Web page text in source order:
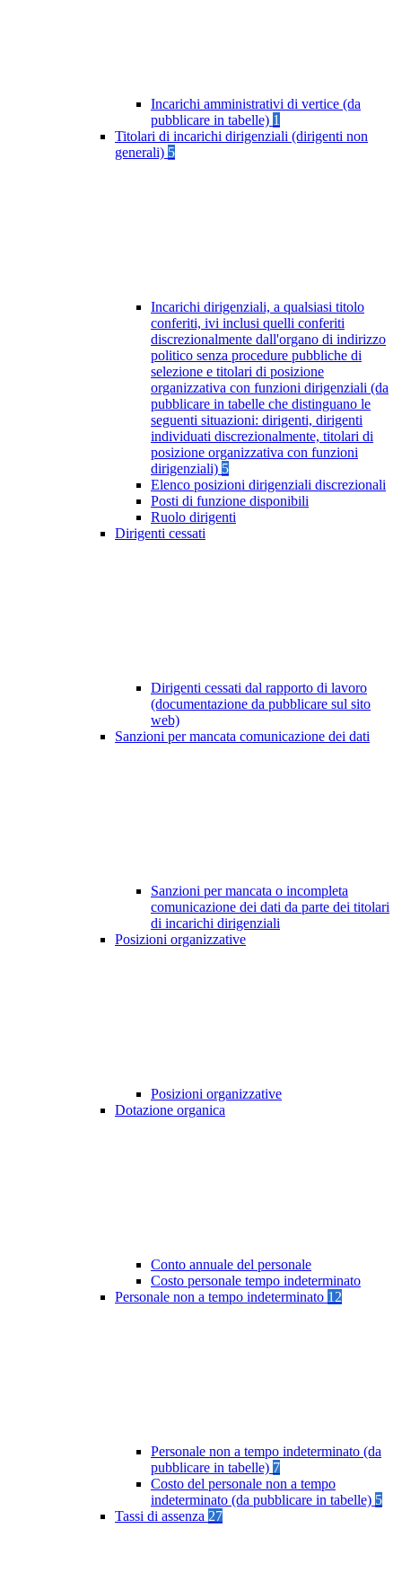
Incarichi amministrativi di vertice (da
pubblicare in tabelle) 1
Titolari di incarichi dirigenziali (dirigenti non
generali) 5
Incarichi dirigenziali, a qualsiasi titolo
conferiti, ivi inclusi quelli conferiti
discrezionalmente dall'organo di indirizzo
politico senza procedure pubbliche di
selezione e titolari di posizione
organizzativa con funzioni dirigenziali (da
pubblicare in tabelle che distinguano le
seguenti situazioni: dirigenti, dirigenti
individuati discrezionalmente, titolari di
posizione organizzativa con funzioni
dirigenziali) 5
Elenco posizioni dirigenziali discrezionali
Posti di funzione disponibili
Ruolo dirigenti
Dirigenti cessati
Dirigenti cessati dal rapporto di lavoro
(documentazione da pubblicare sul sito
web)
Sanzioni per mancata comunicazione dei dati
Sanzioni per mancata o incompleta
comunicazione dei dati da parte dei titolari
di incarichi dirigenziali
Posizioni organizzative
Posizioni organizzative
Dotazione organica
Conto annuale del personale
Costo personale tempo indeterminato
Personale non a tempo indeterminato 12
Personale non a tempo indeterminato (da
pubblicare in tabelle) 7
Costo del personale non a tempo
indeterminato (da pubblicare in tabelle) 5
Tassi di assenza 27